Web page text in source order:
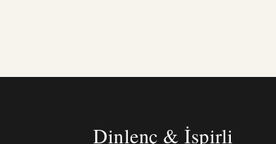
Dinlenç & İspirli